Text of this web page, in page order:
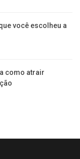
você escolheu a
como atrair